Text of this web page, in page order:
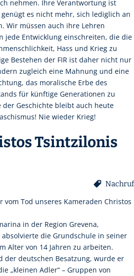
nehmen. Ihre Verantwortung ist
es nicht mehr, sich lediglich an
Wir müssen auch ihre Lehren
jede Entwicklung einschreiten, die die
Hass und Krieg zu
Bestehen der FIR ist daher nicht nur
zugleich eine Mahnung und eine
das moralische Erbe des
für künftige Generationen zu
der Geschichte bleibt auch heute
Nie wieder Krieg!
Tsintzilonis
Nachruf
Tod unseres Kameraden Christos
in der Region Grevena,
die Grundschule in seiner
Alter von 14 Jahren zu arbeiten.
der deutschen Besatzung, wurde er
„kleinen Adler“ – Gruppen von